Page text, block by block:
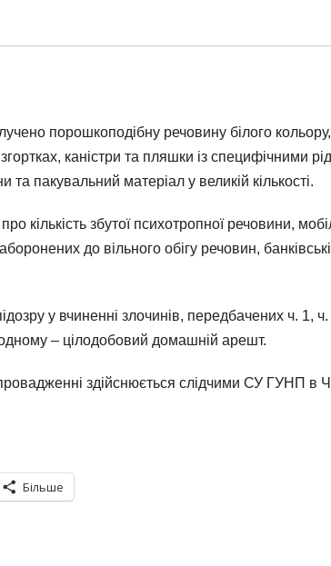
порошкоподібну речовину білого
каністри та пляшки із специфічними
пакувальний матеріал у великій кількості.
кількість збутої психотропної речовини,
до вільного обігу речовин,
у вчиненні злочинів, передбачених ч. 1,
– цілодобовий домашній арешт.
здійснюється слідчими СУ ГУНП в
Більше